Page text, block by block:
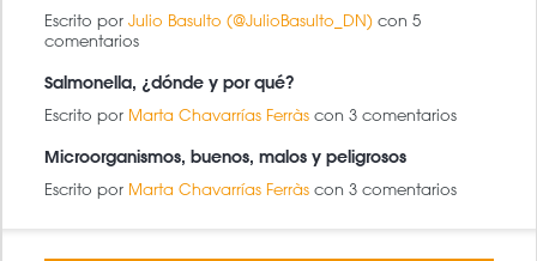
Escrito por Julio Basulto (@JulioBasulto_DN) con 5
comentarios
Salmonella, ¿dónde y por qué?
Escrito por Marta Chavarrías Ferràs con 3 comentarios
Microorganismos, buenos, malos y peligrosos
Escrito por Marta Chavarrías Ferràs con 3 comentarios